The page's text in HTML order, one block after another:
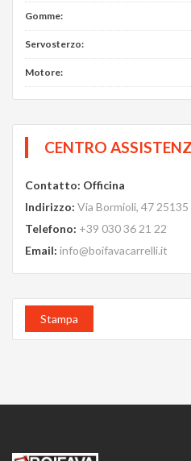
Gomme:
Servosterzo:
Motore:
CENTRO
Contatto: Officina
Indirizzo: Via Bormioli, 47 25135
Telefono: +39 030 36 21 22
Email: info@boifavacarrelli.it
Stampa